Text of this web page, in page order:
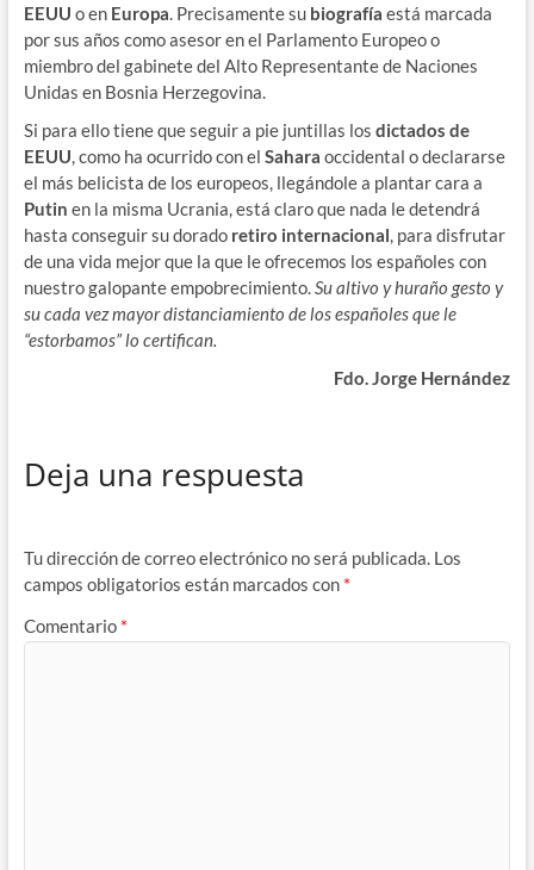
EEUU o en Europa. Precisamente su biografía está marcada
por sus años como asesor en el Parlamento Europeo o
miembro del gabinete del Alto Representante de Naciones
Unidas en Bosnia Herzegovina.
Si para ello tiene que seguir a pie juntillas los dictados de
EEUU, como ha ocurrido con el Sahara occidental o declararse
el más belicista de los europeos, llegándole a plantar cara a
Putin en la misma Ucrania, está claro que nada le detendrá
hasta conseguir su dorado retiro internacional, para disfrutar
de una vida mejor que la que le ofrecemos los españoles con
nuestro galopante empobrecimiento.Su altivo y huraño gesto y
su cada vez mayor distanciamiento de los españoles que le
“estorbamos” lo certifican.
Fdo. Jorge Hernández
Deja una respuesta
Tu dirección de correo electrónico no será publicada. Los
campos obligatorios están marcados con *
Comentario *